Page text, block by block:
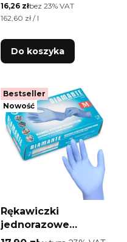
Cena netto
16,26 złbez 23% VAT
Cena jednostkowa netto
162,60 zł / l
Do koszyka
Bestseller
Nowość
Rękawiczki
jednorazowe
nitrylowe